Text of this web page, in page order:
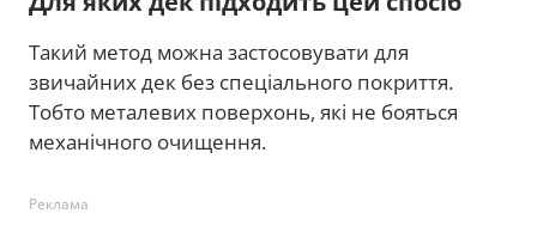
Такий метод можна застосовувати для
звичайних дек без спеціального покриття.
Тобто металевих поверхонь, які не бояться
механічного очищення.
Реклама